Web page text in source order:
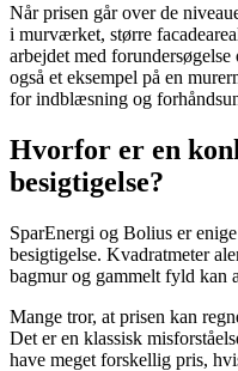
Når prisen går over de
i murværket, større
arbejdet med
også et eksempel på en
for indblæsning og
Hvorfor er en
besigtigelse?
SparEnergi og Bolius er
besigtigelse. Kvadratmeter
bagmur og gammelt fyld kan
Mange tror, at prisen kan
Det er en klassisk
have meget forskellig pris,